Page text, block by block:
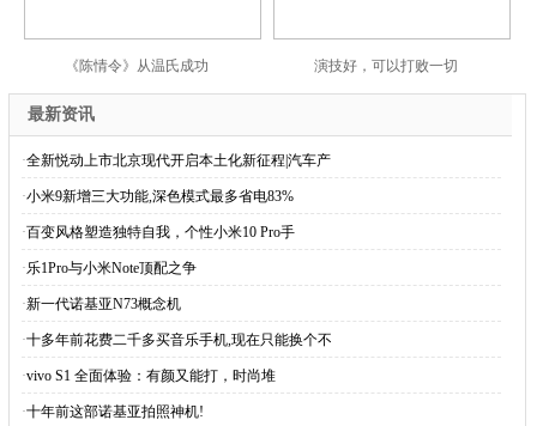
《陈情令》从温氏成功 演技好，可以打败一切
最新资讯
·全新悦动上市北京现代开启本土化新征程|汽车产
·小米9新增三大功能,深色模式最多省电83%
·百变风格塑造独特自我，个性小米10 Pro手
·乐1Pro与小米Note顶配之争
·新一代诺基亚N73概念机
·十多年前花费二千多买音乐手机,现在只能换个不
·vivo S1 全面体验：有颜又能打，时尚堆
·十年前这部诺基亚拍照神机!